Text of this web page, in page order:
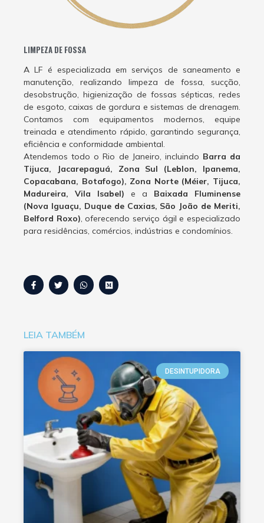
LIMPEZA DE FOSSA
A LF é especializada em serviços de saneamento e
manutenção, realizando limpeza de fossa, sucção,
desobstrução, higienização de fossas sépticas, redes
de esgoto, caixas de gordura e sistemas de drenagem.
Contamos com equipamentos modernos, equipe
treinada e atendimento rápido, garantindo segurança,
eficiência e conformidade ambiental.
Atendemos todo o Rio de Janeiro, incluindo Barra da
Tijuca, Jacarepaguá, Zona Sul (Leblon, Ipanema,
Copacabana, Botafogo), Zona Norte (Méier, Tijuca,
Madureira, Vila Isabel) e a Baixada Fluminense
(Nova Iguaçu, Duque de Caxias, São João de Meriti,
Belford Roxo), oferecendo serviço ágil e especializado
para residências, comércios, indústrias e condomínios.
LEIA TAMBÉM
DESINTUPIDORA